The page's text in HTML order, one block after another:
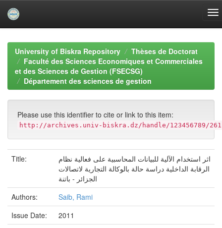
navigationUniversity of Biskra Repository
Thèses de Doctorat
Faculté des Sciences Economiques et Commerciales
et des Sciences de Gestion (FSECSG)
Département des sciences de gestion
Please use this identifier to cite or link to this item:
http://archives.univ-biskra.dz/handle/123456789/
Title:
اثر استخدام الآلية للبيانات المحاسبية على فعالية نظام
الرقابة الداخلية دراسة حالة بالوكالة التجارية لاتصالات
الجزائر - باتنة
Authors:
Saib, Rami
Issue Date:
2011